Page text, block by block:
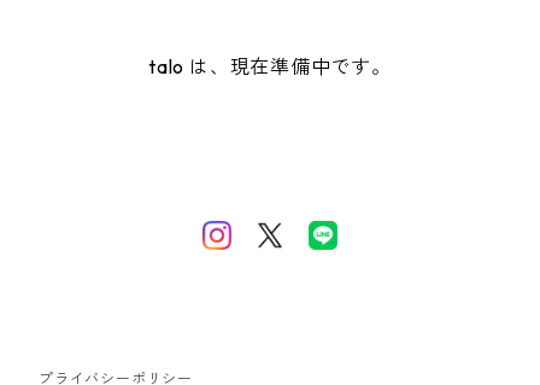
talo は、現在準備中です。
プライバシーポリシー